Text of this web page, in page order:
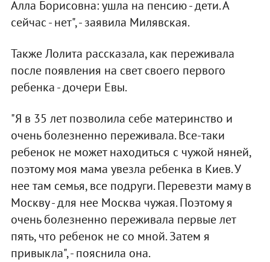
Алла Борисовна: ушла на пенсию - дети. А
сейчас - нет", - заявила Милявская.
Также Лолита рассказала, как переживала
после появления на свет своего первого
ребенка - дочери Евы.
"Я в 35 лет позволила себе материнство и
очень болезненно переживала. Все-таки
ребенок не может находиться с чужой няней,
поэтому моя мама увезла ребенка в Киев. У
нее там семья, все подруги. Перевезти маму в
Москву - для нее Москва чужая. Поэтому я
очень болезненно переживала первые лет
пять, что ребенок не со мной. Затем я
привыкла", - пояснила она.